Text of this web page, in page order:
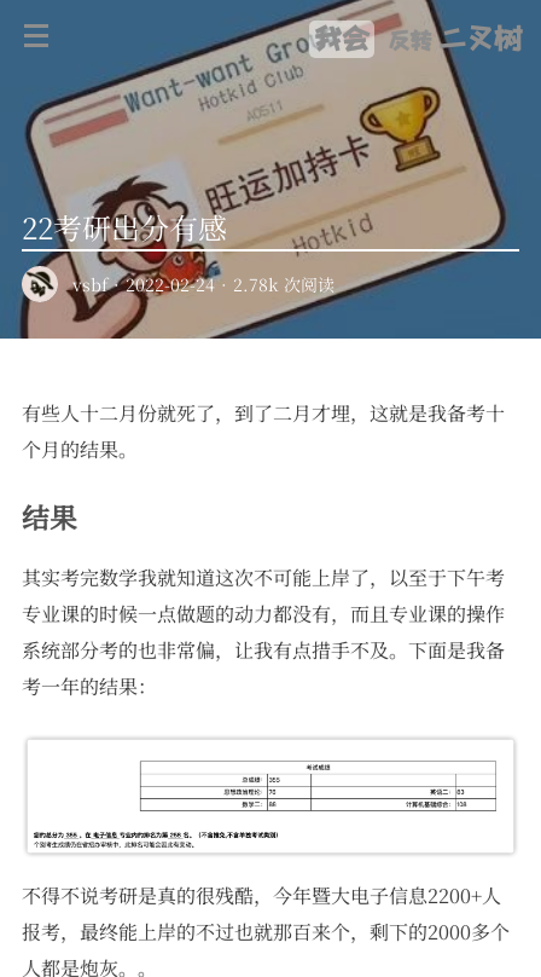
我会 反转 二叉树
22考研出分有感
vsbf · 2022-02-24 · 2.78k 次阅读
有些人十二月份就死了，到了二月才埋，这就是我备考十
个月的结果。
结果
其实考完数学我就知道这次不可能上岸了，以至于下午考
专业课的时候一点做题的动力都没有，而且专业课的操作
系统部分考的也非常偏，让我有点措手不及。下面是我备
考一年的结果：
不得不说考研是真的很残酷，今年暨大电子信息2200+人
报考，最终能上岸的不过也就那百来个，剩下的2000多个
人都是炮灰。。